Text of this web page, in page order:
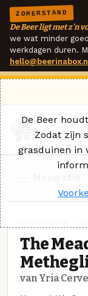
ZOMERSTAND
De Beer ligt met z'n
we wat minder
werkdagen duren.
The
van Yria
De Beer
Zodat zijn
grasduinen in